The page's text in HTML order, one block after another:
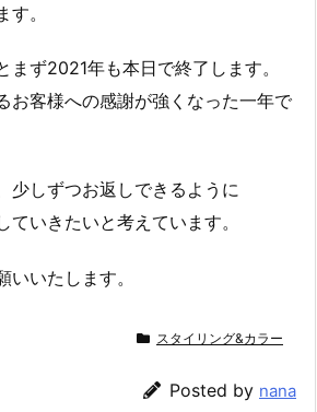
。
まず2021年も本日で終了します。
お客様への感謝が強くなった一年で
少しずつお返しできるように
いきたいと考えています。
いいたします。
スタイリング&カラー
Posted by nana